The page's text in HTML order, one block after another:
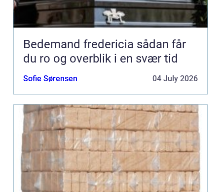
Bedemand fredericia sådan får
du ro og overblik i en svær tid
Sofie Sørensen 04 July 2026